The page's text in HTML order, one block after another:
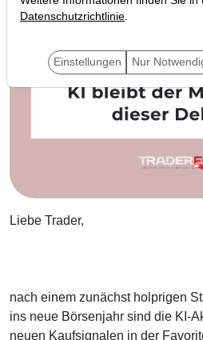
Liebe Trader,
nach einem zunächst holprigen
ins neue Börsenjahr sind die KI-
neuen Kaufsignalen in der
Datenschutzrichtlinie.
Einstellungen Nur